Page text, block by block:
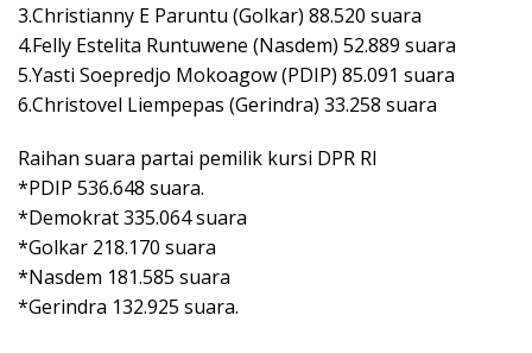
3.Christianny E Paruntu (Golkar) 88.520 suara
4.Felly Estelita Runtuwene (Nasdem) 52.889 suara
5.Yasti Soepredjo Mokoagow (PDIP) 85.091 suara
6.Christovel Liempepas (Gerindra) 33.258 suara
Raihan suara partai pemilik kursi DPR RI
*PDIP 536.648 suara.
*Demokrat 335.064 suara
*Golkar 218.170 suara
*Nasdem 181.585 suara
*Gerindra 132.925 suara.